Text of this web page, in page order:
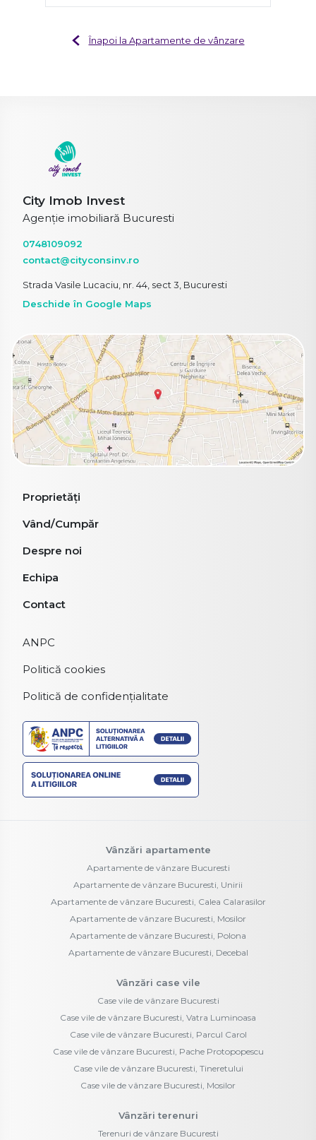
Înapoi la Apartamente de vânzare
City Imob Invest
Agenție imobiliară Bucuresti
0748109092
contact@cityconsinv.ro
Strada Vasile Lucaciu, nr. 44, sect 3, Bucuresti
Deschide în Google Maps
Proprietăți
Vând/Cumpăr
Despre noi
Echipa
Contact
ANPC
Politică cookies
Politică de confidențialitate
Vânzări apartamente
Apartamente de vânzare Bucuresti
Apartamente de vânzare Bucuresti, Unirii
Apartamente de vânzare Bucuresti, Calea Calarasilor
Apartamente de vânzare Bucuresti, Mosilor
Apartamente de vânzare Bucuresti, Polona
Apartamente de vânzare Bucuresti, Decebal
Vânzări case vile
Case vile de vânzare Bucuresti
Case vile de vânzare Bucuresti, Vatra Luminoasa
Case vile de vânzare Bucuresti, Parcul Carol
Case vile de vânzare Bucuresti, Pache Protopopescu
Case vile de vânzare Bucuresti, Tineretului
Case vile de vânzare Bucuresti, Mosilor
Vânzări terenuri
Terenuri de vânzare Bucuresti